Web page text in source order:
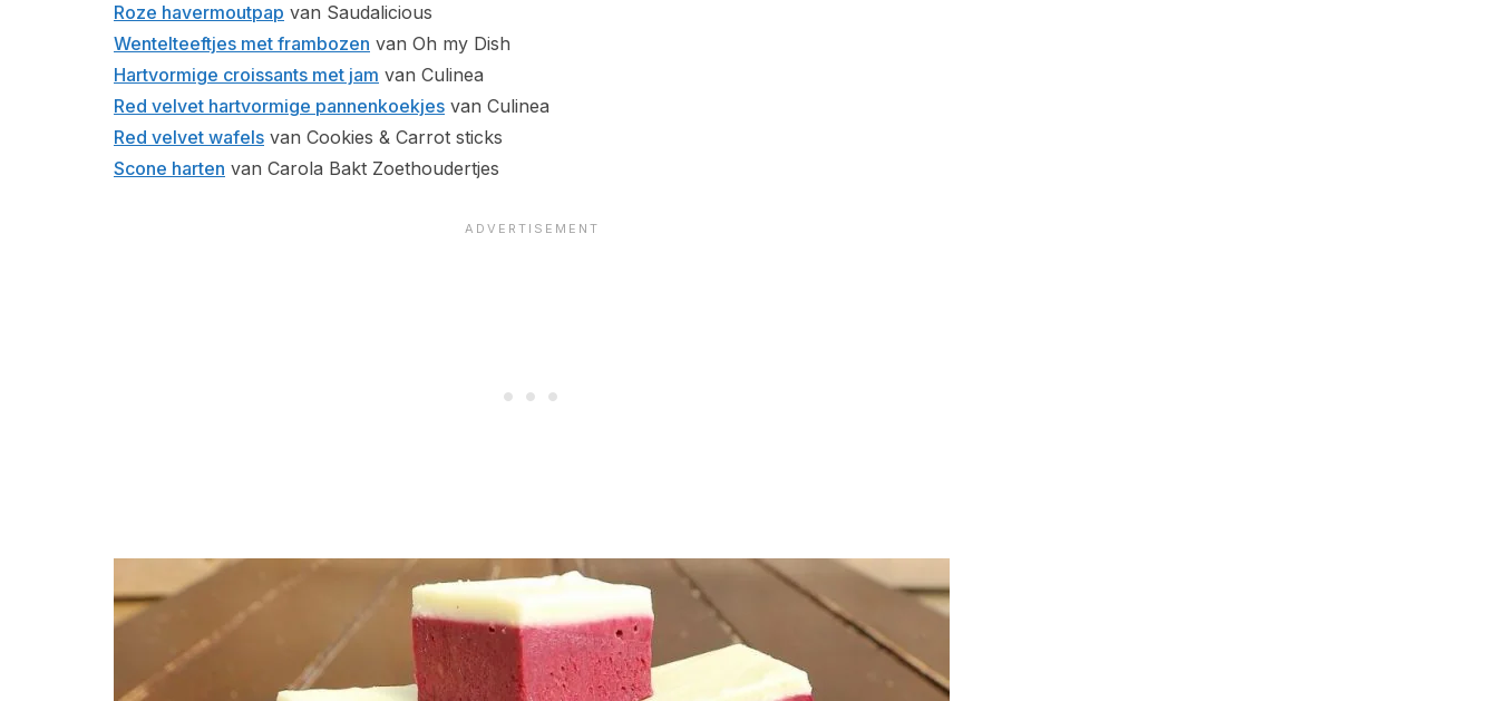
Roze havermoutpap van Saudalicious
Wentelteeftjes met frambozen van Oh my Dish
Hartvormige croissants met jam van Culinea
Red velvet hartvormige pannenkoekjes van Culinea
Red velvet wafels van Cookies & Carrot sticks
Scone harten van Carola Bakt Zoethoudertjes